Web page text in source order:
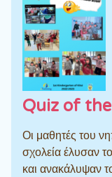
Quiz of
Οι μαθητές του
σχολεία έλυσαν
και ανακάλυψαν